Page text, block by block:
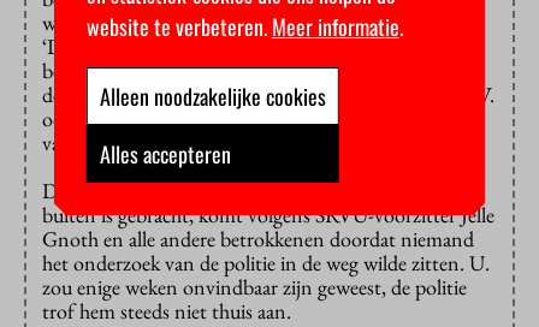
wakker gelegen’, schrijft de SRVU in een persbericht:
‘Des te pijnlijker is dat dit gedrag al ruim twee jaar
bekend is, maar dat er nooit stappen zijn gezet vanuit
de VU om er iets aan te doen.’ Omdat er door U. en V.
ook racistisch zou zijn gescholden, spreekt de SRVU
van een ‘haatmisdrijf’.
Dat er over de mishandeling niet eerder iets naar
buiten is gebracht, komt volgens SRVU-voorzitter Jelle
Gnoth en alle andere betrokkenen doordat niemand
het onderzoek van de politie in de weg wilde zitten. U.
zou enige weken onvindbaar zijn geweest, de politie
trof hem steeds niet thuis aan.
website te verbeteren.Meer informatie.
Alleen noodzakelijke cookies
Alles accepteren